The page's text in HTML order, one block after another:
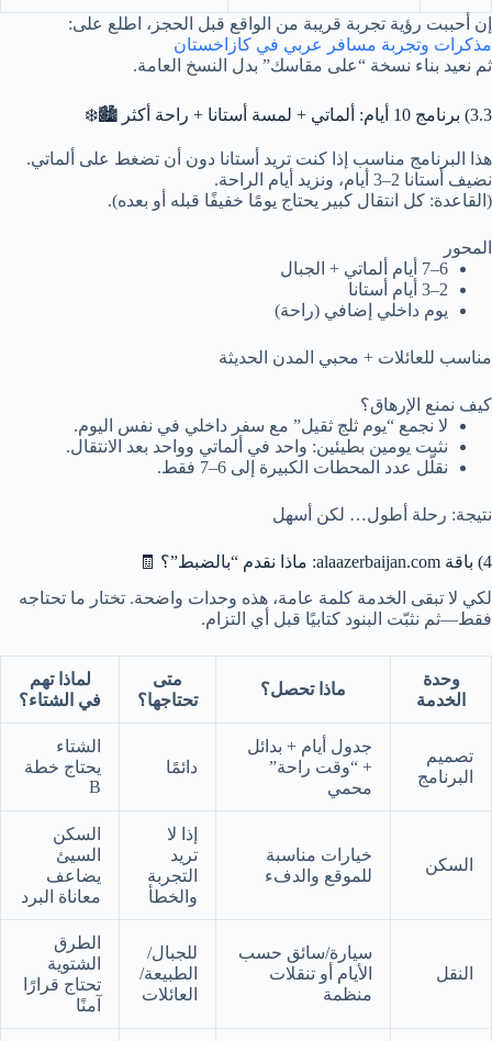
إن أحببت رؤية تجربة قريبة من الواقع قبل الحجز، اطلع على:
مذكرات وتجربة مسافر عربي في كازاخستان
ثم نعيد بناء نسخة “على مقاسك” بدل النسخ العامة.
3.3) برنامج 10 أيام: ألماتي + لمسة أستانا + راحة أكثر 🏙️❄️
هذا البرنامج مناسب إذا كنت تريد أستانا دون أن تضغط على ألماتي.
نضيف أستانا 2–3 أيام، ونزيد أيام الراحة.
(القاعدة: كل انتقال كبير يحتاج يومًا خفيفًا قبله أو بعده).
المحور
6–7 أيام ألماتي + الجبال
2–3 أيام أستانا
يوم داخلي إضافي (راحة)
مناسب للعائلات + محبي المدن الحديثة
كيف نمنع الإرهاق؟
لا نجمع “يوم ثلج ثقيل” مع سفر داخلي في نفس اليوم.
نثبت يومين بطيئين: واحد في ألماتي وواحد بعد الانتقال.
نقلّل عدد المحطات الكبيرة إلى 6–7 فقط.
نتيجة: رحلة أطول… لكن أسهل
4) باقة alaazerbaijan.com: ماذا نقدم “بالضبط”؟ 🧾
لكي لا تبقى الخدمة كلمة عامة، هذه وحدات واضحة. تختار ما تحتاجه
فقط—ثم نثبّت البنود كتابيًا قبل أي التزام.
وحدة
الخدمة
ماذا تحصل؟
متى
تحتاجها؟
لماذا تهم
في الشتاء؟
تصميم
البرنامج
جدول أيام + بدائل
+ “وقت راحة”
محمي
دائمًا
الشتاء
يحتاج خطة
B
السكن
خيارات مناسبة
للموقع والدفء
إذا لا
تريد
التجربة
والخطأ
السكن
السيئ
يضاعف
معاناة البرد
النقل
سيارة/سائق حسب
الأيام أو تنقلات
منظمة
للجبال/
الطبيعة/
العائلات
الطرق
الشتوية
تحتاج قرارًا
آمنًا